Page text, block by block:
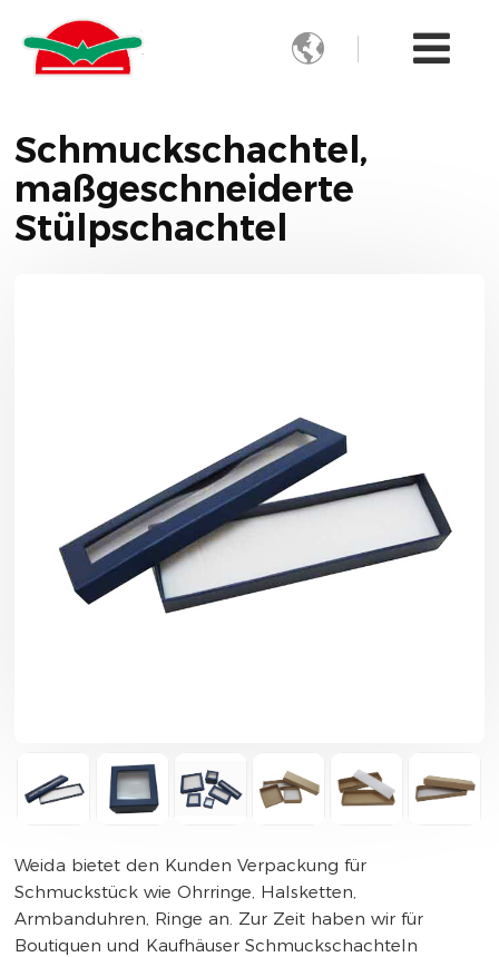

Schmuckschachtel,
maßgeschneiderte
Stülpschachtel
Weida bietet den Kunden Verpackung für
Schmuckstück wie Ohrringe, Halsketten,
Armbanduhren, Ringe an. Zur Zeit haben wir für
Boutiquen und Kaufhäuser Schmuckschachteln